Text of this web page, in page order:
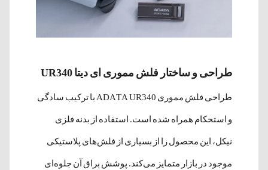
طراحی و ساختار فلش مموری ای دیتا UR340
طراحی فلش مموری ADATA UR340 با ترکیب سادگی
و استحکام همراه شده است. استفاده از بدنه فلزی
نیکل، این محصول را از بسیاری از فلش‌های پلاستیکی
موجود در بازار متمایز می‌کند. پوشش براق آن جلوه‌ای